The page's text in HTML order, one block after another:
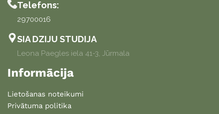
Telefons:
29700016
SIA DZIJU STUDIJA
Leona Paegles iela 41-3, Jūrmala
Informācija
Lietošanas noteikumi
Privātuma politika